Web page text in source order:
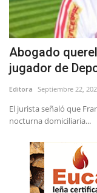
Abogado
jugador de
Editora Septiembre 22,
El jurista señaló que
nocturna domiciliaria...